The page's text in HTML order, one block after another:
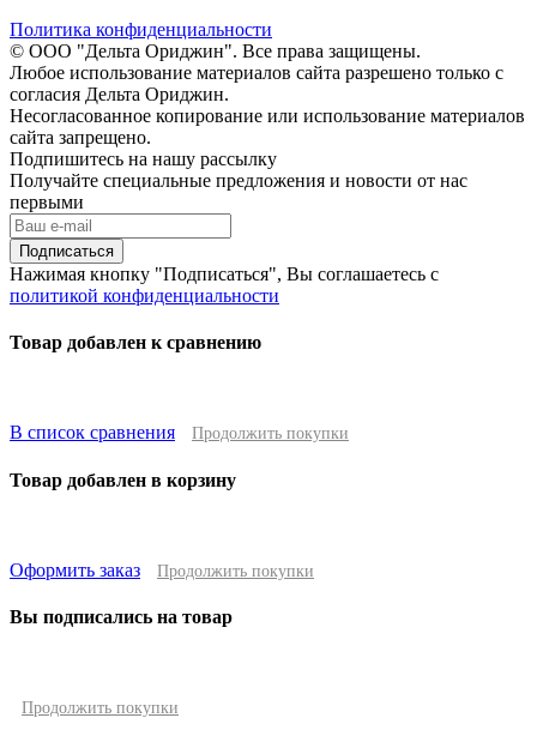
Политика конфиденциальности
© ООО "Дельта Ориджин". Все права защищены.
Любое использование материалов сайта разрешено только с
согласия Дельта Ориджин.
Несогласованное копирование или использование материалов
сайта запрещено.
Подпишитесь на нашу рассылку
Получайте специальные предложения и новости от нас
первыми
Подписаться
Нажимая кнопку "Подписаться", Вы соглашаетесь с
политикой конфиденциальности
Товар добавлен к сравнению
В список сравнения Продолжить покупки
Товар добавлен в корзину
Оформить заказ Продолжить покупки
Вы подписались на товар
Продолжить покупки